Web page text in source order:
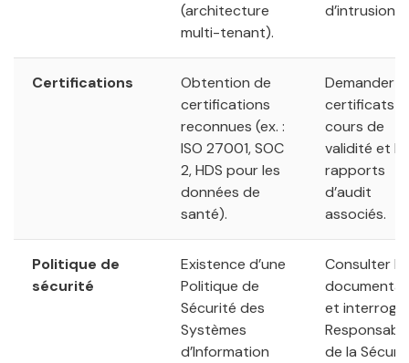
(architecture
multi-tenant).
d’intrusion.
Certifications
Obtention de
certifications
reconnues (ex. :
ISO 27001, SOC
2, HDS pour les
données de
santé).
Demander
certificats
cours de
validité et
rapports
d’audit
associés.
Politique de
sécurité
Existence d’une
Politique de
Sécurité des
Systèmes
d’Information
Consulter la
et
de la